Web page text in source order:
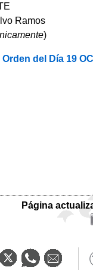
Ramos
)
del Día 19
Página